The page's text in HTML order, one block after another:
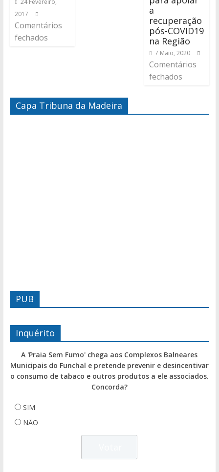
24 Fevereiro,
2017
Comentários
fechados
a
recuperação
pós-COVID19
na Região
7 Maio, 2020
Comentários
fechados
Capa Tribuna da Madeira
PUB
Inquérito
A 'Praia Sem Fumo' chega aos Complexos Balneares
Municipais do Funchal e pretende prevenir e desincentivar
o consumo de tabaco e outros produtos a ele associados.
Concorda?
SIM
NÃO